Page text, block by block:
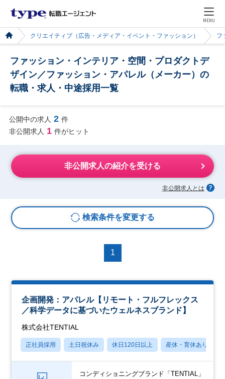
MENU
クリエイティブ（広告・メディア・イベント・ファッション） フ
ファッション・インテリア・空間・プロダクトデ
ザイン／ファッション・アパレル（メーカー）の
転職・求人・中途採用一覧
公開中の求人 2 件
非公開求人 1 件がヒット
非公開求人の紹介を受ける
非公開求人とは
検索条件を変更する
1
企画開発：アパレル【リモート・フルフレックス
／科学データに基づいたウェルネスブランド】
株式会社TENTIAL
正社員採用 土日祝休み 休日120日以上 産休・育休あり
コンディショニングブランド「TENTIAL」